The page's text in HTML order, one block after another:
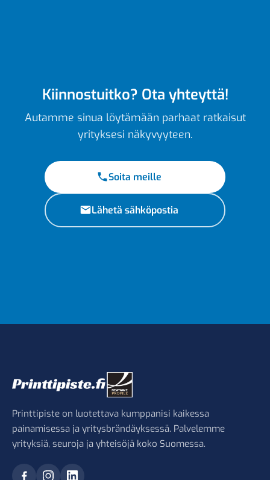
Kiinnostuitko? Ota yhteyttä!
Autamme sinua löytämään parhaat ratkaisut
yrityksesi näkyvyyteen.
Soita meille
Lähetä sähköpostia
Printtipiste on luotettava kumppanisi kaikessa
painamisessa ja yritysbrändäyksessä. Palvelemme
yrityksiä, seuroja ja yhteisöjä koko Suomessa.